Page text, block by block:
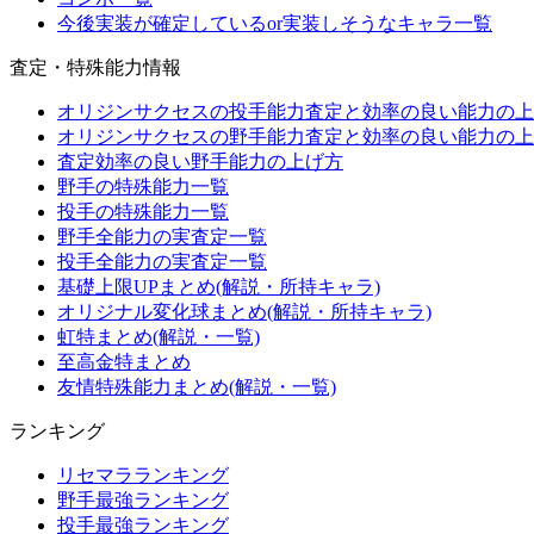
今後実装が確定しているor実装しそうなキャラ一覧
査定・特殊能力情報
オリジンサクセスの投手能力査定と効率の良い能力の
オリジンサクセスの野手能力査定と効率の良い能力の
査定効率の良い野手能力の上げ方
野手の特殊能力一覧
投手の特殊能力一覧
野手全能力の実査定一覧
投手全能力の実査定一覧
基礎上限UPまとめ(解説・所持キャラ)
オリジナル変化球まとめ(解説・所持キャラ)
虹特まとめ(解説・一覧)
至高金特まとめ
友情特殊能力まとめ(解説・一覧)
ランキング
リセマラランキング
野手最強ランキング
投手最強ランキング